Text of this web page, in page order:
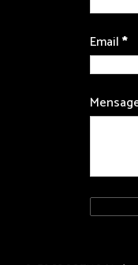
Email*